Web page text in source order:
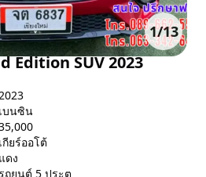
1/13
Edition SUV 2023
เบนซิน
เกียร์ออโต้
แดง
ถยนต์ 5 ประตู